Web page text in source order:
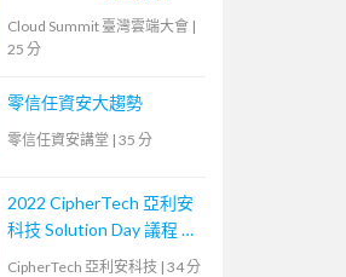
Cloud Summit 臺灣雲端大會 |
25 分
零信任資安大趨勢
零信任資安講堂 | 35 分
2022 CipherTech 亞利安
科技 Solution Day 議程 —
資料庫安全防護，金鑰管
CipherTech 亞利安科技 | 34 分